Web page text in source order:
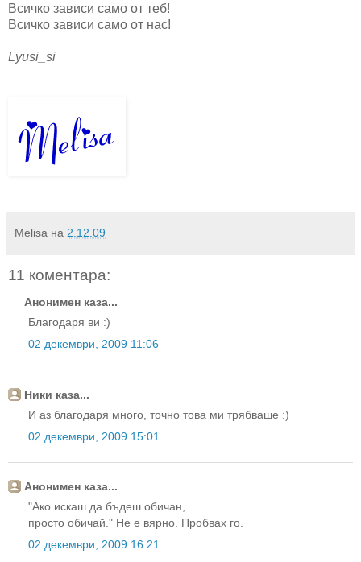
Всичко зависи само от теб!
Всичко зависи само от нас!
Lyusi_si
Melisa на 2.12.09
11 коментара:
Анонимен каза...
Благодаря ви :)
02 декември, 2009 11:06
Ники каза...
И аз благодаря много, точно това ми трябваше :)
02 декември, 2009 15:01
Анонимен каза...
"Ако искаш да бъдеш обичан,
просто обичай." Не е вярно. Пробвах го.
02 декември, 2009 16:21